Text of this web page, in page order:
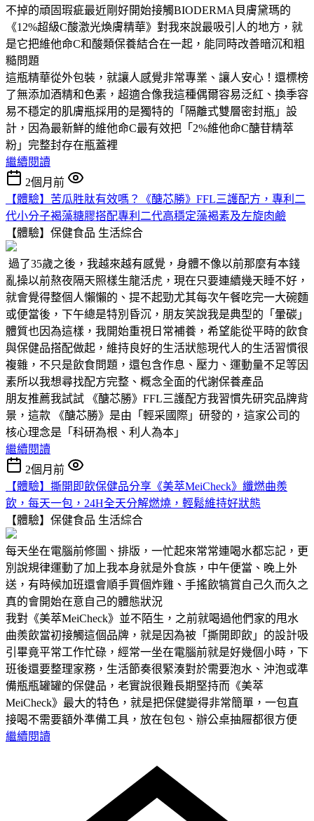
不掉的頑固瑕疵最近剛好開始接觸BIODERMA貝膚黛瑪的
《12%超級C酸激光煥膚精華》對我來說最吸引人的地方，就
是它把維他命C和酸類保養結合在一起，能同時改善暗沉和粗
糙問題
這瓶精華從外包裝，就讓人感覺非常專業、讓人安心！還標榜
了無添加酒精和色素，超適合像我這種偶爾容易泛紅、換季容
易不穩定的肌膚瓶採用的是獨特的「隔離式雙層密封瓶」設
計，因為最新鮮的維他命C最有效把「2%維他命C醣苷精萃
粉」完整封存在瓶蓋裡
繼續閱讀
2個月前
【體驗】苦瓜胜肽有效嗎？《醣芯勝》FFL三護配方，專利二
代小分子褐藻糖膠搭配專利二代高穩定藻褐素及左旋肉鹼
【體驗】保健食品 生活綜合
過了35歲之後，我越來越有感覺，身體不像以前那麼有本錢
亂操以前熬夜隔天照樣生龍活虎，現在只要連續幾天睡不好，
就會覺得整個人懶懶的、提不起勁尤其每次午餐吃完一大碗麵
或便當後，下午總是特別昏沉，朋友笑說我是典型的「暈碳」
體質也因為這樣，我開始重視日常補養，希望能從平時的飲食
與保健品搭配做起，維持良好的生活狀態現代人的生活習慣很
複雜，不只是飲食問題，還包含作息、壓力、運動量不足等因
素所以我想尋找配方完整、概念全面的代謝保養產品
朋友推薦我試試 《醣芯勝》FFL三護配方我習慣先研究品牌背
景，這款 《醣芯勝》是由「輕采國際」研發的，這家公司的
核心理念是「科研為根、利人為本」
繼續閱讀
2個月前
【體驗】撕開即飲保健品分享《美萃MeiCheck》纖燃曲羨
飲，每天一包，24H全天分解燃燒，輕鬆維持好狀態
【體驗】保健食品 生活綜合
每天坐在電腦前修圖、排版，一忙起來常常連喝水都忘記，更
別說規律運動了加上我本身就是外食族，中午便當、晚上外
送，有時候加班還會順手買個炸雞、手搖飲犒賞自己久而久之
真的會開始在意自己的體態狀況
我對《美萃MeiCheck》並不陌生，之前就喝過他們家的甩水
曲羨飲當初接觸這個品牌，就是因為被「撕開即飲」的設計吸
引畢竟平常工作忙碌，經常一坐在電腦前就是好幾個小時，下
班後還要整理家務，生活節奏很緊湊對於需要泡水、沖泡或準
備瓶瓶罐罐的保健品，老實說很難長期堅持而《美萃
MeiCheck》最大的特色，就是把保健變得非常簡單，一包直
接喝不需要額外準備工具，放在包包、辦公桌抽屜都很方便
繼續閱讀